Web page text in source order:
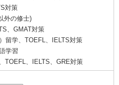
対策
外の修士)
、GMAT対策
留学、TOEFL、IELTS対策
学習
TOEFL、IELTS、GRE対策